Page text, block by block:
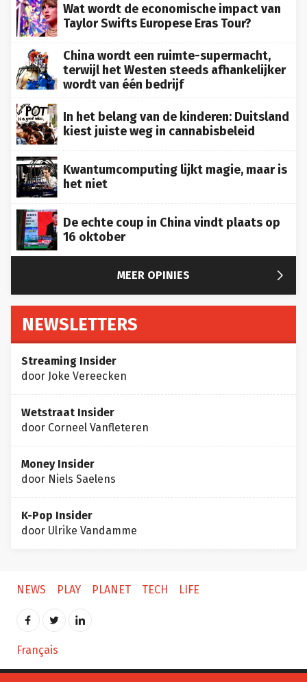
Wat wordt de economische impact van
Taylor Swifts Europese Eras Tour?
China wordt een ruimte-supermacht,
terwijl het Westen steeds afhankelijker
wordt van één bedrijf
In het belang van de kinderen: Duitsland
kiest juiste weg in cannabisbeleid
Kwantumcomputing lijkt magie, maar is
het niet
De echte coup in China vindt plaats op
16 oktober
MEER OPINIES 
NEWSLETTERS
Streaming Insider
door Joke Vereecken
Wetstraat Insider
door Corneel Vanfleteren
Money Insider
door Niels Saelens
K-Pop Insider
door Ulrike Vandamme
NEWS PLAY PLANET TECH LIFE
Français